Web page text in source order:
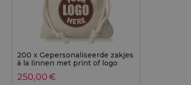
200 x Gepersonaliseerde zakjes
à la linnen met print of logo
250,00€